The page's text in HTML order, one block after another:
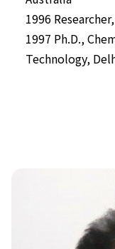
1996
1997 Ph.D.,
Technology,